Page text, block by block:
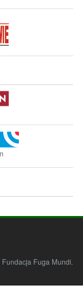
Fuga Mundi.